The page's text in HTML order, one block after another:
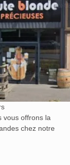
vous offrons la
chez notre